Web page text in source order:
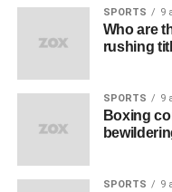
SPORTS 9
Who are
rushing
SPORTS 9
Boxing
SPORTS 9